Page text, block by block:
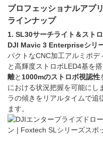
プロフェッショナルアプ
ラインナップ
1. SL30サーチライト＆スト
DJI Mavic 3 Enterpriseシリ
パクトなCNC加工アルミボ
と高輝度ストロボLED4基を
離と1000mのストロボ視認性
における状況把握を可能にし
ラの傾きをリアルタイムで追
ます。